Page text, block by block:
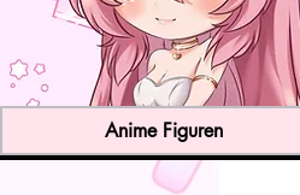
Anime Figuren